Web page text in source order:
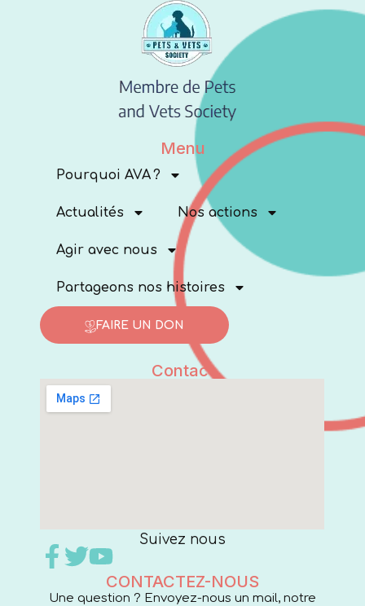
Menu
Pourquoi AVA ?
Actualités Nos actions
Agir avec nous
Partageons nos histoires
FAIRE UN DON
Contact
Suivez nous
CONTACTEZ-NOUS
Une question ? Envoyez-nous un mail, notre